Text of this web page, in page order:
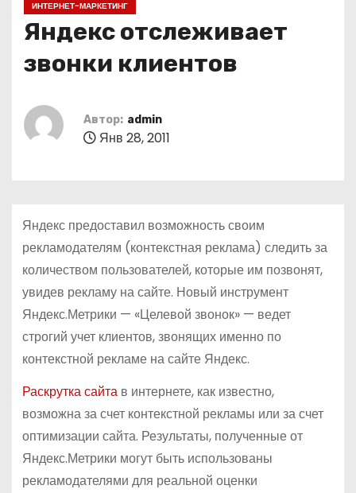
ИНТЕРНЕТ-МАРКЕТИНГ
Яндекс отслеживает
звонки клиентов
Автор: admin
Янв 28, 2011
Яндекс предоставил возможность своим
рекламодателям (контекстная реклама) следить за
количеством пользователей, которые им позвонят,
увидев рекламу на сайте. Новый инструмент
Яндекс.Метрики — «Целевой звонок» — ведет
строгий учет клиентов, звонящих именно по
контекстной рекламе на сайте Яндекс.
Раскрутка сайтав интернете, как известно,
возможна за счет контекстной рекламы или за счет
оптимизации сайта. Результаты, полученные от
Яндекс.Метрики могут быть использованы
рекламодателями для реальной оценки